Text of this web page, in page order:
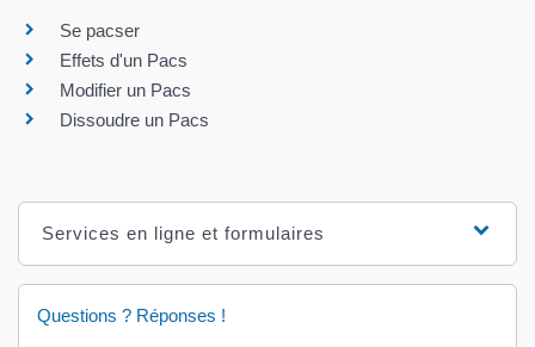
Se pacser
Effets d'un Pacs
Modifier un Pacs
Dissoudre un Pacs
Services en ligne et formulaires
Questions ? Réponses !